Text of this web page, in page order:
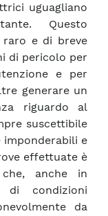
uguagliano
Questo
raro e di breve
di pericolo per
e per
generare un
riguardo al
suscettibile
imponderabili e
effettuate è
anche in
condizioni
da